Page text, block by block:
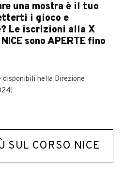
una mostra è il tuo
i gioco e
Le iscrizioni alla X
sono APERTE fino
nella Direzione
SUL CORSO NICE